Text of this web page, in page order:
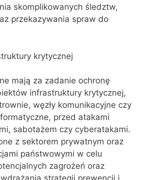
skomplikowanych śledztw,
przekazywania spraw do
krytycznej
mają za zadanie ochronę
infrastruktury krytycznej,
węzły komunikacyjne czy
przed atakami
sabotażem czy cyberatakami.
z sektorem prywatnym oraz
państwowymi w celu
zagrożeń oraz
strategii prewencji i